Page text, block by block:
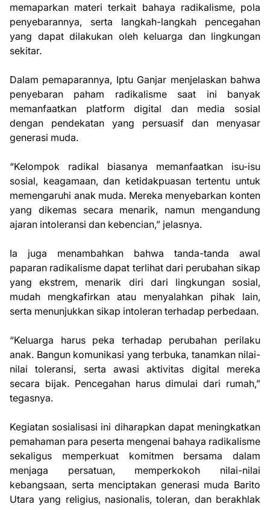
memaparkan materi terkait bahaya radikalisme, pola
penyebarannya, serta langkah-langkah pencegahan
yang dapat dilakukan oleh keluarga dan lingkungan
sekitar.
Dalam pemaparannya, Iptu Ganjar menjelaskan bahwa
penyebaran paham radikalisme saat ini banyak
memanfaatkan platform digital dan media sosial
dengan pendekatan yang persuasif dan menyasar
generasi muda.
“Kelompok radikal biasanya memanfaatkan isu-isu
sosial, keagamaan, dan ketidakpuasan tertentu untuk
memengaruhi anak muda. Mereka menyebarkan konten
yang dikemas secara menarik, namun mengandung
ajaran intoleransi dan kebencian,” jelasnya.
Ia juga menambahkan bahwa tanda-tanda awal
paparan radikalisme dapat terlihat dari perubahan sikap
yang ekstrem, menarik diri dari lingkungan sosial,
mudah mengkafirkan atau menyalahkan pihak lain,
serta menunjukkan sikap intoleran terhadap perbedaan.
“Keluarga harus peka terhadap perubahan perilaku
anak. Bangun komunikasi yang terbuka, tanamkan nilai-
nilai toleransi, serta awasi aktivitas digital mereka
secara bijak. Pencegahan harus dimulai dari rumah,”
tegasnya.
Kegiatan sosialisasi ini diharapkan dapat meningkatkan
pemahaman para peserta mengenai bahaya radikalisme
sekaligus memperkuat komitmen bersama dalam
menjaga persatuan, memperkokoh nilai-nilai
kebangsaan, serta menciptakan generasi muda Barito
Utara yang religius, nasionalis, toleran, dan berakhlak